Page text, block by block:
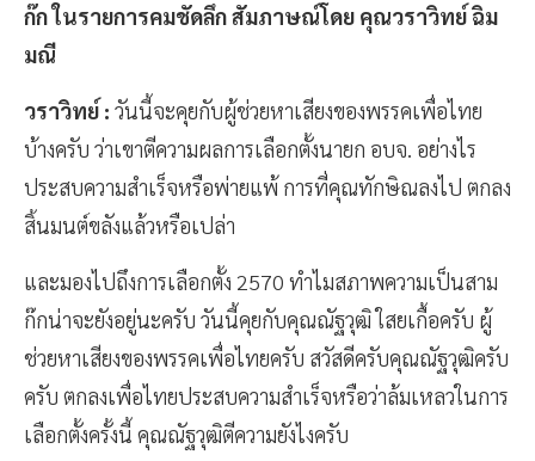
ก๊ก ในรายการคมชัดลึก สัมภาษณ์โดย คุณวราวิทย์ ฉิม
มณี
วราวิทย์ : วันนี้จะคุยกับผู้ช่วยหาเสียงของพรรคเพื่อไทย
บ้างครับ ว่าเขาตีความผลการเลือกตั้งนายก อบจ. อย่างไร
ประสบความสำเร็จหรือพ่ายแพ้ การที่คุณทักษิณลงไป ตกลง
สิ้นมนต์ขลังแล้วหรือเปล่า
และมองไปถึงการเลือกตั้ง 2570 ทำไมสภาพความเป็นสาม
ก๊กน่าจะยังอยู่นะครับ วันนี้คุยกับคุณณัฐวุฒิ ใสยเกื้อครับ ผู้
ช่วยหาเสียงของพรรคเพื่อไทยครับ สวัสดีครับคุณณัฐวุฒิครับ
ครับ ตกลงเพื่อไทยประสบความสำเร็จหรือว่าล้มเหลวในการ
เลือกตั้งครั้งนี้ คุณณัฐวุฒิตีความยังไงครับ